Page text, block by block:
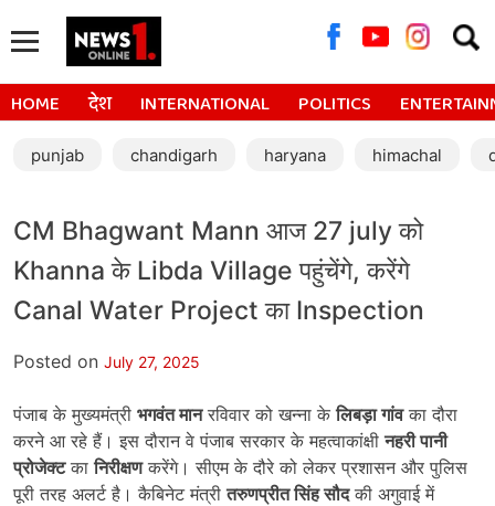
for:
HOME देश INTERNATIONAL POLITICS
punjab chandigarh haryana himachal
CM Bhagwant Mann आज 27 july को
Khanna के Libda Village पहुंचेंगे, करेंगे
Canal Water Project का Inspection
Posted on July 27, 2025
पंजाब के मुख्यमंत्री भगवंत मानरविवार को खन्ना केलिबड़ा गांवका दौरा
करने आ रहे हैं। इस दौरान वे पंजाब सरकार के महत्वाकांक्षीनहरी पानी
प्रोजेक्टकानिरीक्षणकरेंगे। सीएम के दौरे को लेकर प्रशासन और पुलिस
पूरी तरह अलर्ट है। कैबिनेट मंत्रीतरुणप्रीत सिंह सौदकी अगुवाई में